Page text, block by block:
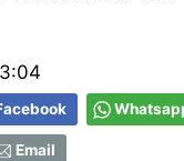
Email